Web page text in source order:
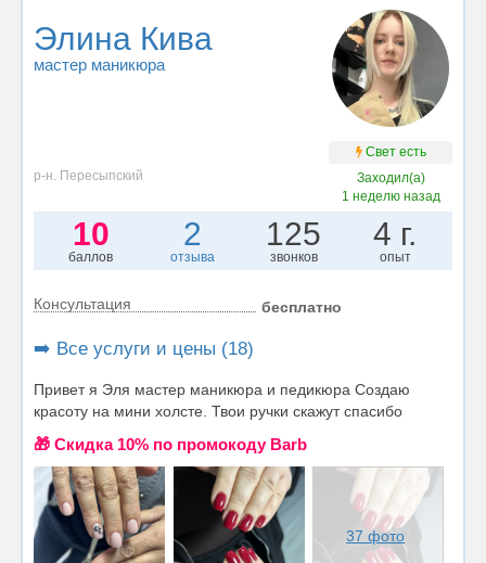
Элина Кива
мастер маникюра
Свет есть
р-н. Пересыпский
Заходил(а)
1 неделю назад
10
баллов
2
отзыва
125
звонков
4 г.
опыт
Консультация бесплатно
➡️ Все услуги и цены (18)
Привет я Эля мастер маникюра и педикюра Создаю
красоту на мини холсте. Твои ручки скажут спасибо
🎁 Cкидка 10% по промокоду Barb
37 фото